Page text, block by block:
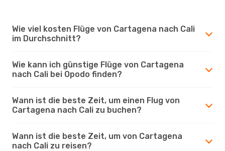
Wie viel kosten Flüge von Cartagena nach Cali
im Durchschnitt?
Wie kann ich günstige Flüge von Cartagena
nach Cali bei Opodo finden?
Wann ist die beste Zeit, um einen Flug von
Cartagena nach Cali zu buchen?
Wann ist die beste Zeit, um von Cartagena
nach Cali zu reisen?